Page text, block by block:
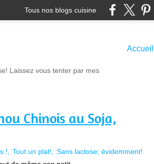
Tous nos blogs cuisine
Laissez vous tenter par mes
Accueil
Chinois au Soja,
! Tout un plat!
Sans lactose; évidemment!